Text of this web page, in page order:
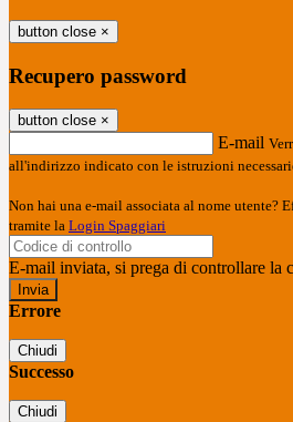
button close ×
Recupero password
button close ×
E-mail
all'indirizzo indicato con le istruzioni
Non hai una e-mail associata al nome utente?
tramite la Login Spaggiari
E-mail inviata, si prega di controllare la
Errore
Chiudi
Successo
Chiudi